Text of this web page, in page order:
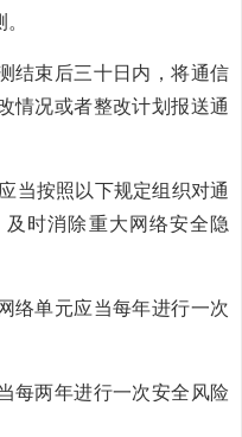
束后三十日内，将通信
情况或者整改计划报送通
按照以下规定组织对通
时消除重大网络安全隐
单元应当每年进行一次
两年进行一次安全风险